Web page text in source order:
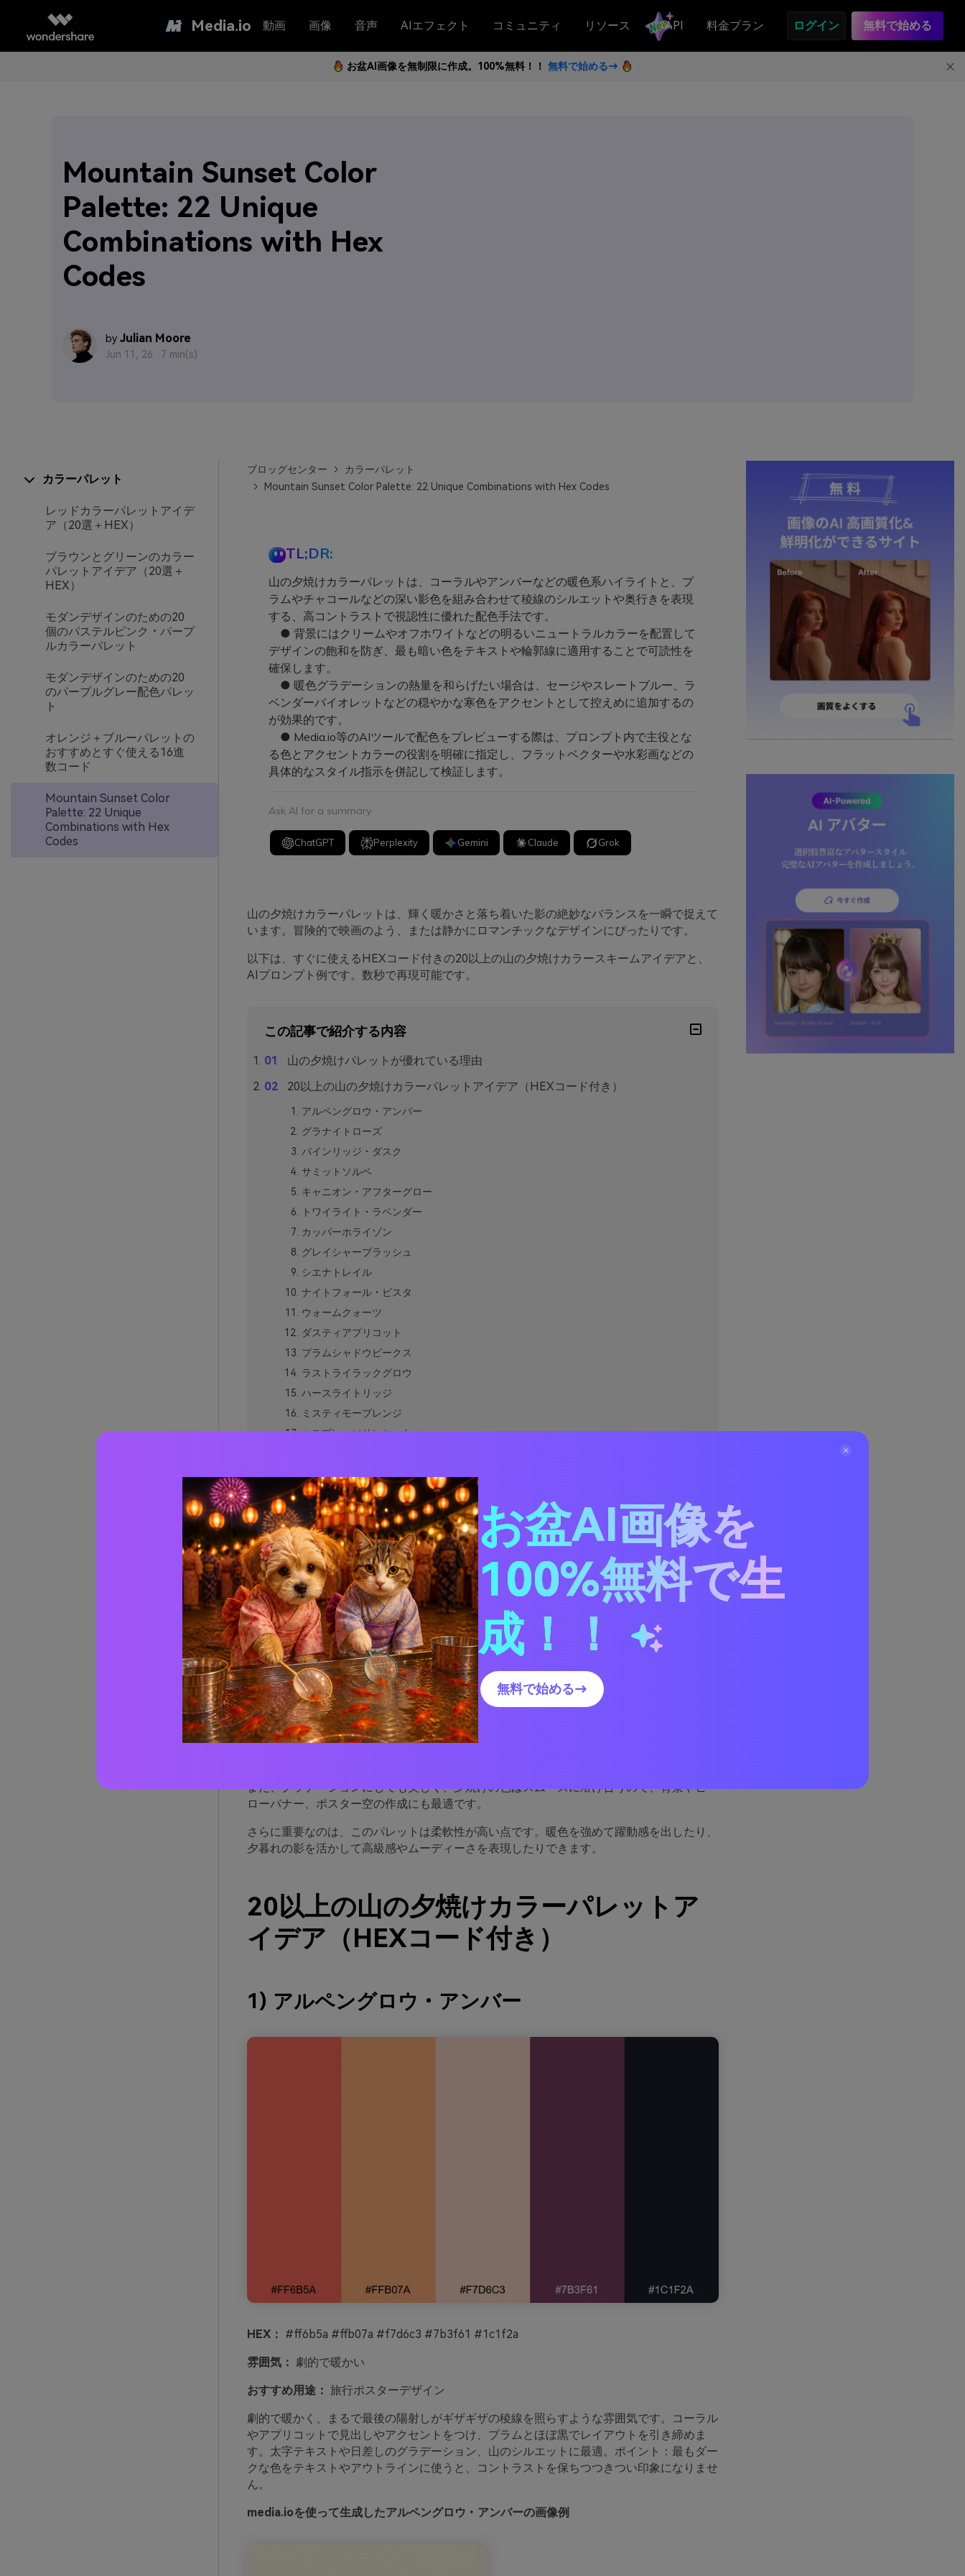
Media.io 動画 画像 音声 AIエフェクト コミュニティ リソース API 料金プラン ログイン 無料で始める
お盆AI画像を無制限に作成。100%無料！！ 無料で始める→
Mountain Sunset Color
Palette: 22 Unique
Combinations with Hex
Codes
by Julian Moore
Jun 11, 26 · 7 min(s)
カラーパレット
レッドカラーパレットアイデ
ア（20選＋HEX）
ブラウンとグリーンのカラー
パレットアイデア（20選＋
HEX）
モダンデザインのための20
個のパステルピンク・パープ
ルカラーパレット
モダンデザインのための20
のパープルグレー配色パレッ
ト
オレンジ＋ブルーパレットの
おすすめとすぐ使える16進
数コード
Mountain Sunset Color
Palette: 22 Unique
Combinations with Hex
Codes
ブロッグセンター
カラーパレット
Mountain Sunset Color Palette: 22 Unique Combinations with Hex Codes
TL;DR:
山の夕焼けカラーパレットは、コーラルやアンバーなどの暖色系ハイライトと、プ
ラムやチャコールなどの深い影色を組み合わせて稜線のシルエットや奥行きを表現
する、高コントラストで視認性に優れた配色手法です。
● 背景にはクリームやオフホワイトなどの明るいニュートラルカラーを配置して
デザインの飽和を防ぎ、最も暗い色をテキストや輪郭線に適用することで可読性を
確保します。
● 暖色グラデーションの熱量を和らげたい場合は、セージやスレートブルー、ラ
ベンダーバイオレットなどの穏やかな寒色をアクセントとして控えめに追加するの
が効果的です。
● Media.io等のAIツールで配色をプレビューする際は、プロンプト内で主役とな
る色とアクセントカラーの役割を明確に指定し、フラットベクターや水彩画などの
具体的なスタイル指示を併記して検証します。
Ask AI for a summary
ChatGPT Perplexity Gemini Claude Grok
山の夕焼けカラーパレットは、輝く暖かさと落ち着いた影の絶妙なバランスを一瞬で捉えて
います。冒険的で映画のよう、または静かにロマンチックなデザインにぴったりです。
以下は、すぐに使えるHEXコード付きの20以上の山の夕焼けカラースキームアイデアと、
AIプロンプト例です。数秒で再現可能です。
この記事で紹介する内容
山の夕焼けパレットが優れている理由
20以上の山の夕焼けカラーパレットアイデア（HEXコード付き）
アルペングロウ・アンバー
グラナイトローズ
パインリッジ・ダスク
サミットソルベ
キャニオン・アフターグロー
トワイライト・ラベンダー
カッパーホライゾン
グレイシャーブラッシュ
シエナトレイル
ナイトフォール・ビスタ
ウォームクォーツ
ダスティアプリコット
プラムシャドウピークス
ラストライラックグロウ
ハースライトリッジ
ミスティモーブレンジ
エスプレッソサンセット
クワイエットキャンプファイア
スカイラインセレナーデ
リッジライングラデーション
山の夕焼けと相性が良い色は？
山の夕焼けカラーパレットを実際のデザインで使う方法
AIで山の夕焼けパレットビジュアルを作成する
山の夕焼けパレットが優れている理由
山の夕焼けカラーは、自然と高揚感のある暖色（コーラル、アンバー、アプリコット）を安
定感のあるダークカラー（プラム、インディゴ、チャコール）と組み合わせます。そのコン
また、グラデーションにしても美しく、夕焼けの色はスムーズに溶け合うので、背景やヒー
ローバナー、ポスター空の作成にも最適です。
さらに重要なのは、このパレットは柔軟性が高い点です。暖色を強めて躍動感を出したり、
夕暮れの影を活かして高級感やムーディーさを表現したりできます。
20以上の山の夕焼けカラーパレットア
イデア（HEXコード付き）
1) アルペングロウ・アンバー
HEX： #ff6b5a #ffb07a #f7d6c3 #7b3f61 #1c1f2a
雰囲気： 劇的で暖かい
おすすめ用途： 旅行ポスターデザイン
劇的で暖かく、まるで最後の陽射しがギザギザの稜線を照らすような雰囲気です。コーラル
やアプリコットで見出しやアクセントをつけ、プラムとほぼ黒でレイアウトを引き締めま
す。太字テキストや日差しのグラデーション、山のシルエットに最適。ポイント：最もダー
クな色をテキストやアウトラインに使うと、コントラストを保ちつつきつい印象になりませ
ん。
media.ioを使って生成したアルペングロウ・アンバーの画像例
お盆AI画像を
100%無料で生
成！！
無料で始める→